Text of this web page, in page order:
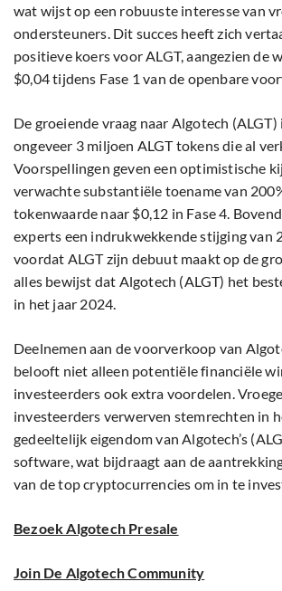
wat wijst op een robuuste interesse van
ondersteuners. Dit succes heeft zich
positieve koers voor ALGT, aangezien de
$0,04 tijdens Fase 1 van de openbare
De groeiende vraag naar Algotech
ongeveer 3 miljoen ALGT tokens die al
Voorspellingen geven een optimistische
verwachte substantiële toename van
tokenwaarde naar $0,12 in Fase 4.
experts een indrukwekkende stijging van
voordat ALGT zijn debuut maakt op de
alles bewijst dat Algotech (ALGT) het
in het jaar 2024.
Deelnemen aan de voorverkoop van
belooft niet alleen potentiële financiële
investeerders ook extra voordelen.
investeerders verwerven stemrechten in
gedeeltelijk eigendom van Algotech’s
software, wat bijdraagt aan de
van de top cryptocurrencies om in te
Bezoek Algotech Presale
Join De Algotech Community